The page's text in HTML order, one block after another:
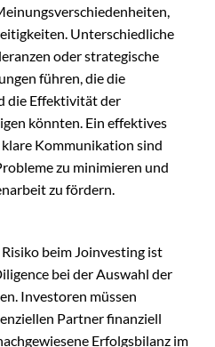
Unterschiedliche
oder strategische
führen, die die
die Effektivität der
könnten. Ein effektives
Kommunikation sind
zu minimieren und
zu fördern.
beim Joinvesting ist
bei der Auswahl der
Investoren müssen
Partner finanziell
Erfolgsbilanz im